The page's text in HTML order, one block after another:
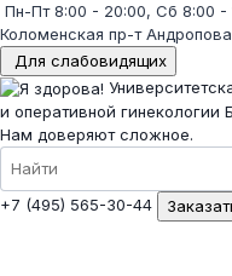
Пн-Пт 8:00 - 20:00, Сб 8:00 -
Коломенская пр-т Андропова
Для слабовидящих
и оперативной гинекологии
Нам доверяют сложное.
+7 (495) 565-30-44